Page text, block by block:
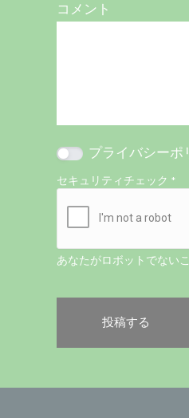
コメント
プライバシーポ
セキュリティチェック*
あなたがロボットでない